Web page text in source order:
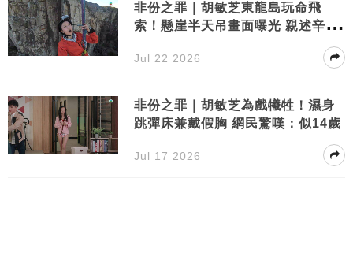
非份之罪｜胡敏芝東龍島玩命飛
索！懸崖半天吊畫面曝光 親述辛酸
Jul 22 2026
非份之罪｜胡敏芝為戲犧牲！濕身
跳彈床兼戴假胸 網民驚嘆：似14歲
Jul 17 2026